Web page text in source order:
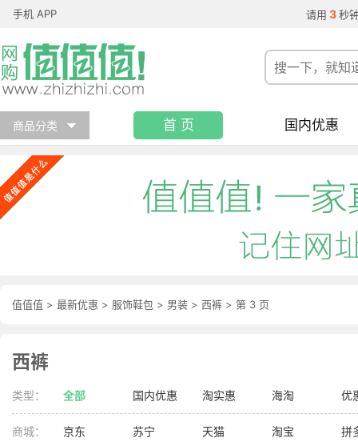
手机 APP 请用 3 秒
商品分类 首 页 国内优惠
值值值 > 最新优惠 > 服饰鞋包 > 男装 > 西裤 > 第 3 页
西裤
类型： 全部 国内优惠 淘实惠 海淘 优
商城： 京东 苏宁 天猫 淘宝 拼